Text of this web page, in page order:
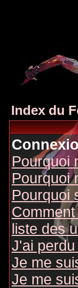
Index du
Pourquoi
Pourquoi
Pourquoi
liste des
J'ai
Je me
Je me